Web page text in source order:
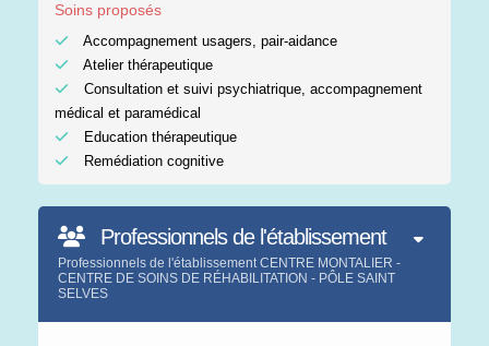
Soins proposés
Accompagnement usagers, pair-aidance
Atelier thérapeutique
Consultation et suivi psychiatrique, accompagnement
médical et paramédical
Education thérapeutique
Remédiation cognitive
Professionnels de l'établissement
Professionnels de l'établissement CENTRE MONTALIER -
CENTRE DE SOINS DE RÉHABILITATION - PÔLE SAINT
SELVES